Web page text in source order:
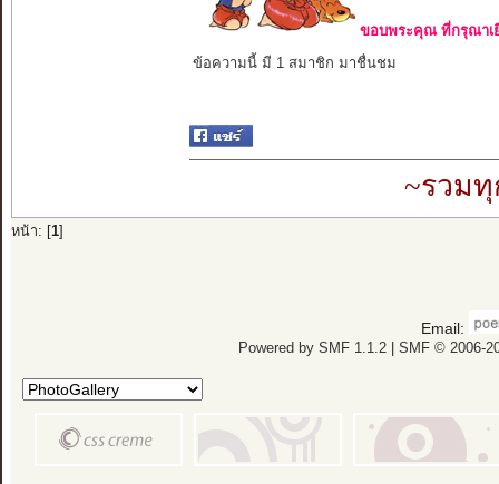
ขอบพระคุณ ที่กรุณาเ
ข้อความนี้ มี 1 สมาชิก มาชื่นชม
~รวมทุ
หน้า: [ 1]
Email:
Powered by SMF 1.1.2| SMF © 2006-